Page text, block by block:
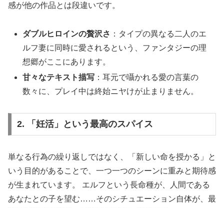
感が他の作品とは段違いです。
ダブルヒロインの贅沢さ ：タイプの異なる二人のエ
ルフ妻に同時に愛されるという、ファンタジーの理
想郷がここにあります。
甘々なテキスト描写 ：耳元で囁かれる愛の言葉の
数々に、プレイ中は終始ニヤけが止まりません。
2. 「妊活」という最高のスパイス
単なる行為の繰り返しではなく、「新しい命を授かる」と
いう目的があることで、一つ一つのシーンに重みと期待感
が生まれています。 エルフという長命種が、人間である
あなたとの子を望む……そのシチュエーション自体が、最